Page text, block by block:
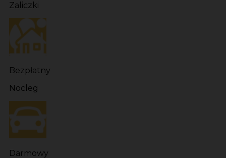
Zaliczki
Bezpłatny
Nocleg
Darmowy